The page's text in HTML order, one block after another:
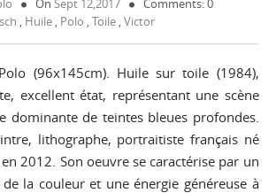
OnSept 12,2017
Comments: 0
, Huile , Polo ,Toile ,Victor
(96x145cm). Huile sur toile (1984),
excellent état, représentant une scène
dominante de teintes bleues profondes.
lithographe, portraitiste français né
2012. Son oeuvre se caractérise par un
la couleur et une énergie généreuse à